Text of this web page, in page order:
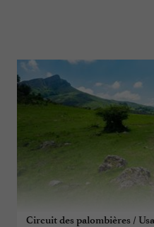
Circuit des palombières /